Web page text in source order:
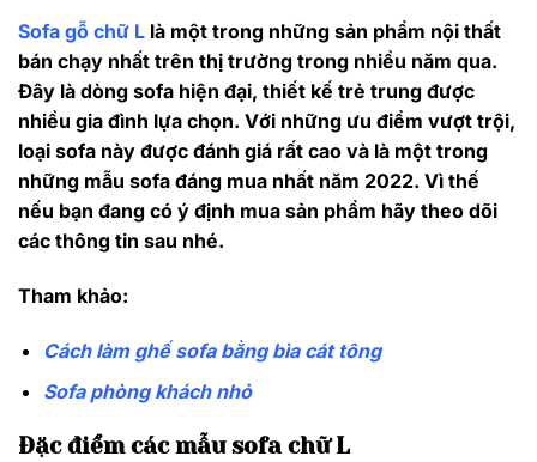
Sofa gỗ chữ L là một trong những sản phẩm nội thất
bán chạy nhất trên thị trường trong nhiều năm qua.
Đây là dòng sofa hiện đại, thiết kế trẻ trung được
nhiều gia đình lựa chọn. Với những ưu điểm vượt trội,
loại sofa này được đánh giá rất cao và là một trong
những mẫu sofa đáng mua nhất năm 2022. Vì thế
nếu bạn đang có ý định mua sản phẩm hãy theo dõi
các thông tin sau nhé.
Tham khảo:
Cách làm ghế sofa bằng bìa cát tông
Sofa phòng khách nhỏ
Đặc điểm các mẫu sofa chữ L